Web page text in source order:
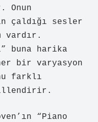
Onun
çaldığı sesler
vardır.
buna harika
bir varyasyon
farklı
“Piano